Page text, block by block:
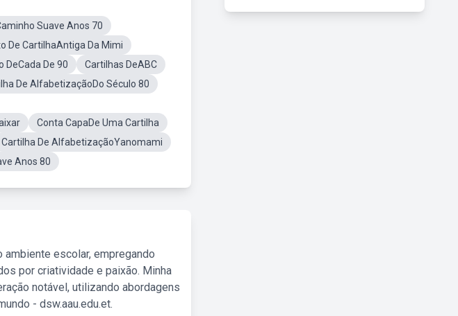
Suave Anos 70
De CartilhaAntiga Da Mimi
De 90
Cartilhas DeABC
De AlfabetizaçãoDo Século 80
Conta CapaDe Uma Cartilha
Cartilha De AlfabetizaçãoYanomami
Anos 80
escolar, empregando
por criatividade e paixão. Minha
notável, utilizando abordagens
- dsw.aau.edu.et.